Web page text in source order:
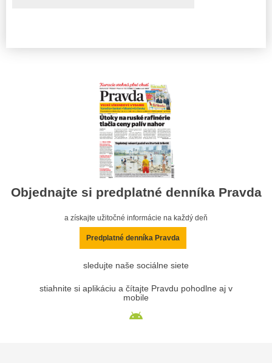
Objednajte si predplatné denníka Pravda
a získajte užitočné informácie na každý deň
Predplatné denníka Pravda
sledujte naše sociálne siete
stiahnite si aplikáciu a čítajte Pravdu pohodlne aj v
mobile